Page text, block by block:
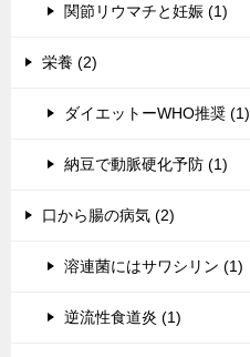
関節リウマチと妊娠 (1)
栄養 (2)
ダイエットーWHO推奨 (1)
納豆で動脈硬化予防 (1)
口から腸の病気 (2)
溶連菌にはサワシリン (1)
逆流性食道炎 (1)